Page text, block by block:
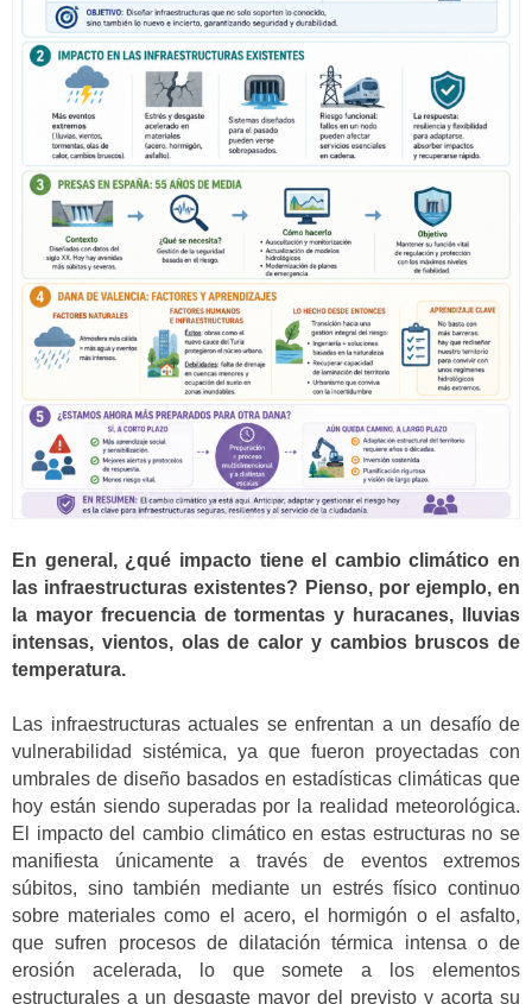
En general, ¿qué impacto tiene el cambio climático en
las infraestructuras existentes? Pienso, por ejemplo, en
la mayor frecuencia de tormentas y huracanes, lluvias
intensas, vientos, olas de calor y cambios bruscos de
temperatura.
Las infraestructuras actuales se enfrentan a un desafío de
vulnerabilidad sistémica, ya que fueron proyectadas con
umbrales de diseño basados en estadísticas climáticas que
hoy están siendo superadas por la realidad meteorológica.
El impacto del cambio climático en estas estructuras no se
manifiesta únicamente a través de eventos extremos
súbitos, sino también mediante un estrés físico continuo
sobre materiales como el acero, el hormigón o el asfalto,
que sufren procesos de dilatación térmica intensa o de
erosión acelerada, lo que somete a los elementos
estructurales a un desgaste mayor del previsto y acorta su